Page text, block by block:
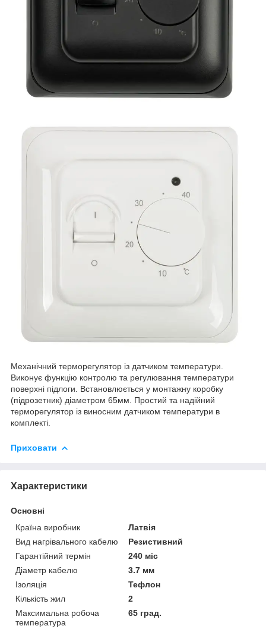
Механічний терморегулятор із датчиком температури.
Виконує функцію контролю та регулювання температури
поверхні підлоги. Встановлюється у монтажну коробку
(підрозетник) діаметром 65мм. Простий та надійний
терморегулятор із виносним датчиком температури в
комплекті.
Приховати
Характеристики
Основні
Країна виробник
Латвія
Вид нагрівального кабелю
Резистивний
Гарантійний термін
240 міс
Діаметр кабелю
3.7 мм
Ізоляція
Тефлон
Кількість жил
2
Максимальна робоча
температура
65 град.